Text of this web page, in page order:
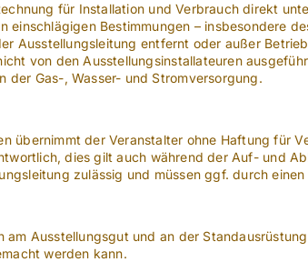
für Installation und Verbrauch direkt
Bestimmungen – insbesondere
Ausstellungsleitung entfernt oder außer
von den Ausstellungsinstallateuren
Gas-, Wasser- und Stromversorgung.
übernimmt der Veranstalter ohne Haftung für
dies gilt auch während der Auf- und
zulässig und müssen ggf. durch
Ausstellungsgut und an der
werden kann.